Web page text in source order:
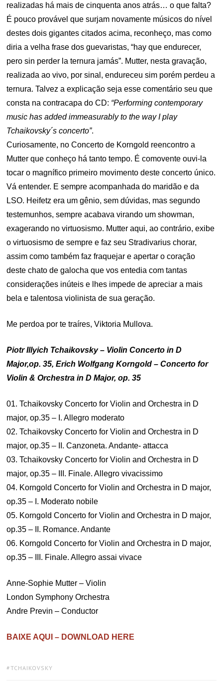
realizadas há mais de cinquenta anos atrás… o que falta?
É pouco provável que surjam novamente músicos do nível
destes dois gigantes citados acima, reconheço, mas como
diria a velha frase dos guevaristas, “hay que endurecer,
pero sin perder la ternura jamás”. Mutter, nesta gravação,
realizada ao vivo, por sinal, endureceu sim porém perdeu a
ternura. Talvez a explicação seja esse comentário seu que
consta na contracapa do CD: “Performing contemporary
music has added immeasurably to the way I play
Tchaikovsky´s concerto”.
Curiosamente, no Concerto de Korngold reencontro a
Mutter que conheço há tanto tempo. É comovente ouvi-la
tocar o magnífico primeiro movimento deste concerto único.
Vá entender. E sempre acompanhada do maridão e da
LSO. Heifetz era um gênio, sem dúvidas, mas segundo
testemunhos, sempre acabava virando um showman,
exagerando no virtuosismo. Mutter aqui, ao contrário, exibe
o virtuosismo de sempre e faz seu Stradivarius chorar,
assim como também faz fraquejar e apertar o coração
deste chato de galocha que vos entedia com tantas
considerações inúteis e lhes impede de apreciar a mais
bela e talentosa violinista de sua geração.
Me perdoa por te traíres, Viktoria Mullova.
Piotr Illyich Tchaikovsky – Violin Concerto in D
Major,op. 35, Erich Wolfgang Korngold – Concerto for
Violin & Orchestra in D Major, op. 35
01. Tchaikovsky Concerto for Violin and Orchestra in D
major, op.35 – I. Allegro moderato
02. Tchaikovsky Concerto for Violin and Orchestra in D
major, op.35 – II. Canzoneta. Andante- attacca
03. Tchaikovsky Concerto for Violin and Orchestra in D
major, op.35 – III. Finale. Allegro vivacissimo
04. Korngold Concerto for Violin and Orchestra in D major,
op.35 – I. Moderato nobile
05. Korngold Concerto for Violin and Orchestra in D major,
op.35 – II. Romance. Andante
06. Korngold Concerto for Violin and Orchestra in D major,
op.35 – III. Finale. Allegro assai vivace
Anne-Sophie Mutter – Violin
London Symphony Orchestra
Andre Previn – Conductor
BAIXE AQUI – DOWNLOAD HERE
TAGS:
TCHAIKOVSKY